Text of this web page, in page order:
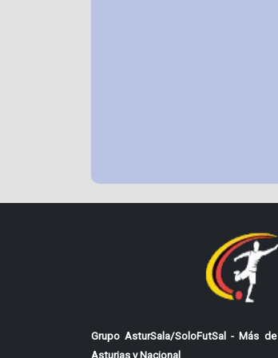
Grupo AsturSala/SoloFutSal - Más
Asturias y Nacional